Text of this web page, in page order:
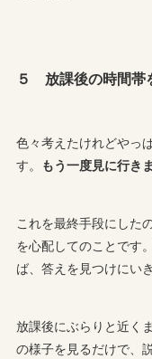
５ 放課後の時間帯
色々考えたけれどやっ
す。 もう一度見に行き
これを最終手段にした
を心配してのことです
ば、答えを見つけにい
放課後にぶらりと近く
の様子を見るだけで、